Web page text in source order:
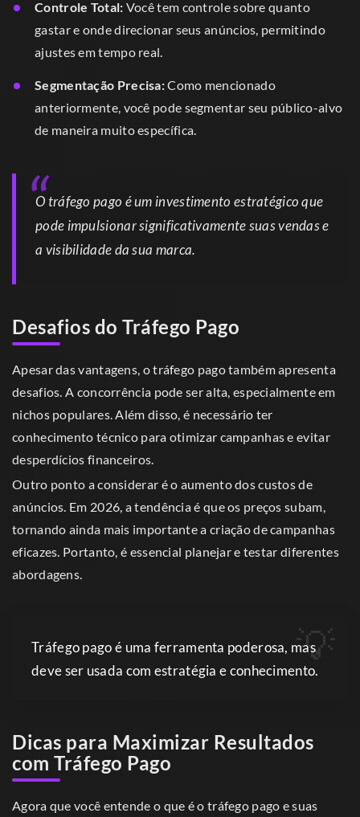
Controle Total: Você tem controle sobre quanto
gastar e onde direcionar seus anúncios, permitindo
ajustes em tempo real.
Segmentação Precisa:Como mencionado
anteriormente, você pode segmentar seu público-alvo
de maneira muito específica.
O tráfego pago é um investimento estratégico que
pode impulsionar significativamente suas vendas e
a visibilidade da sua marca.
Desafios do Tráfego Pago
Apesar das vantagens, o tráfego pago também apresenta
desafios. A concorrência pode ser alta, especialmente em
nichos populares. Além disso, é necessário ter
conhecimento técnico para otimizar campanhas e evitar
desperdícios financeiros.
Outro ponto a considerar é o aumento dos custos de
anúncios. Em 2026, a tendência é que os preços subam,
tornando ainda mais importante a criação de campanhas
eficazes. Portanto, é essencial planejar e testar diferentes
abordagens.
Tráfego pago é uma ferramenta poderosa, mas
deve ser usada com estratégia e conhecimento.
Dicas para Maximizar Resultados
com Tráfego Pago
Agora que você entende o que é o tráfego pago e suas